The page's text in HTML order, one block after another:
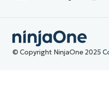
© Copyright NinjaOne 2025